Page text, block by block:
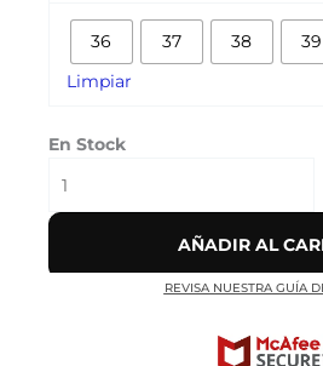
36 37 38 39
Limpiar
En Stock
ALL
STAR
MOVE
AÑADIR AL
REVISA NUESTRA GUÍA